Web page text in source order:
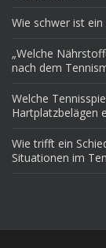
Wie schwer ist
„Welche
nach dem
Welche
Hartplatzbelägen
Wie trifft ein
Situationen im